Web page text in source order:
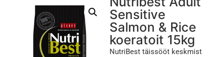
Sensitive
Salmon & Rice
koeratoit 15kg
NutriBest täissööt keskmist